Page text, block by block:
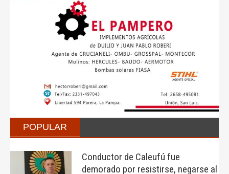
POPULAR
Conductor de Caleufú fue
demorado por resistirse, negarse al